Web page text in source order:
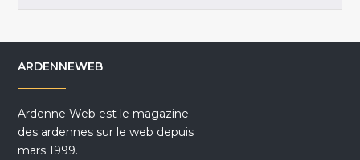
ARDENNEWEB
Ardenne Web est le magazine
des ardennes sur le web depuis
mars 1999.